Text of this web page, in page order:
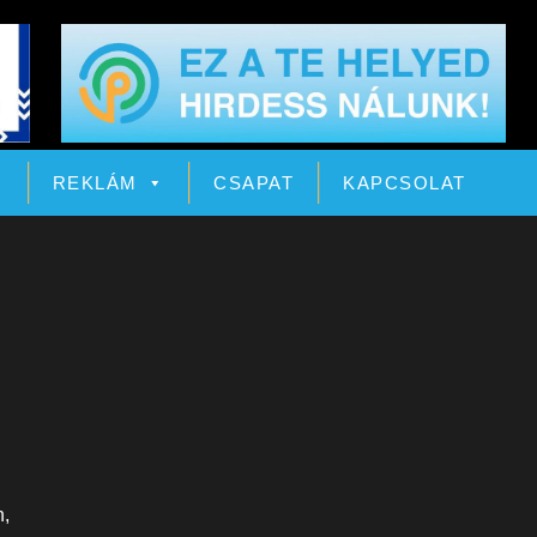
REKLÁM CSAPAT KAPCSOLAT